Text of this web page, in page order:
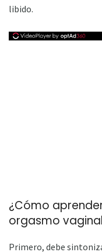
libido.
¿Cómo
orgasmo
Primero, debe